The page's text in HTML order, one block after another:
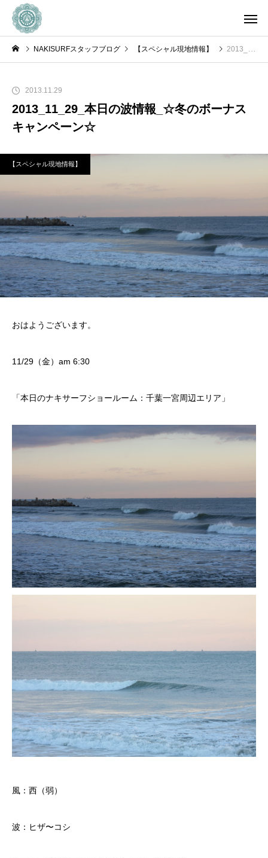
NAKISURFスタッフブログ 【スペシャル現地情報】 2013_11_29_本日の波情報_☆冬のボーナスキャンペーン☆
2013.11.29
2013_11_29_本日の波情報_☆冬のボーナス
キャンペーン☆
【スペシャル現地情報】
おはようございます。
11/29（金）am 6:30
「本日のナキサーフショールーム：千葉一宮周辺エリア」
風：西（弱）
波：ヒザ〜コシ